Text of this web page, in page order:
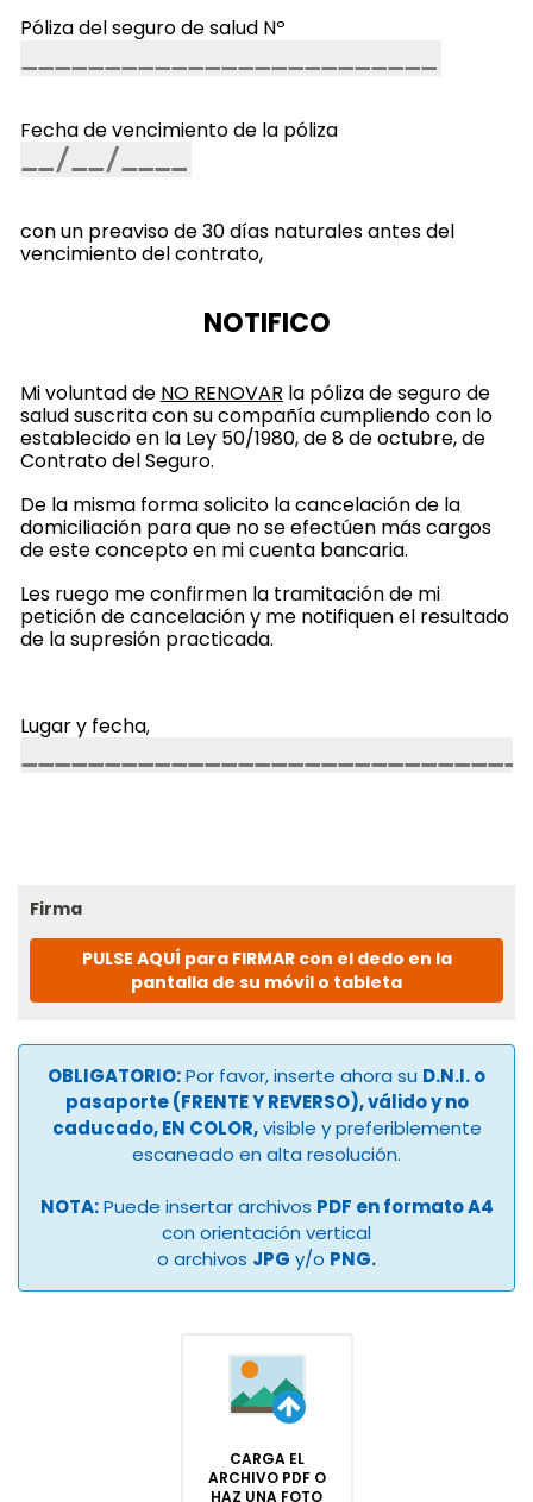
Póliza del seguro de salud Nº
Fecha de vencimiento de la póliza
con un preaviso de 30 días naturales antes del
vencimiento del contrato,
NOTIFICO
Mi voluntad de NO RENOVAR la póliza de seguro de
salud suscrita con su compañía cumpliendo con lo
establecido en la Ley 50/1980, de 8 de octubre, de
Contrato del Seguro.
De la misma forma solicito la cancelación de la
domiciliación para que no se efectúen más cargos
de este concepto en mi cuenta bancaria.
Les ruego me confirmen la tramitación de mi
petición de cancelación y me notifiquen el resultado
de la supresión practicada.
Lugar y fecha,
Firma
PULSE AQUÍ para FIRMAR con el dedo en la
pantalla de su móvil o tableta
OBLIGATORIO:Por favor, inserte ahora su D.N.I. o
pasaporte (FRENTE Y REVERSO), válido y no
caducado, EN COLOR,visible y preferiblemente
escaneado en alta resolución.
NOTA:Puede insertar archivos PDF en formato A4
con orientación vertical
o archivos JPG y/o PNG.
CARGA EL
ARCHIVO PDF O
HAZ UNA FOTO